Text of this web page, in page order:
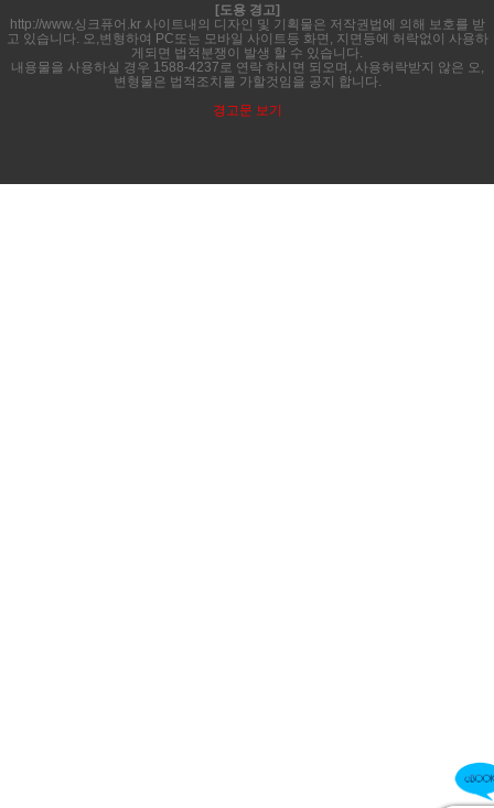
[도용 경고]
http://www.싱크퓨어.kr 사이트내의 디자인 및 기획물은 저작권법에 의해 보호를 받
고 있습니다. 오,변형하여 PC또는 모바일 사이트등 화면, 지면등에 허락없이 사용하
게되면 법적분쟁이 발생 할 수 있습니다.
내용물을 사용하실 경우 1588-4237로 연락 하시면 되오며, 사용허락받지 않은 오,
변형물은 법적조치를 가할것임을 공지 합니다.
경고문 보기